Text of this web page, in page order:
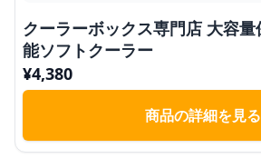
クーラーボックス専門店 大容量保冷バッグ 多機
能ソフトクーラー
¥4,380
商品の詳細を見る